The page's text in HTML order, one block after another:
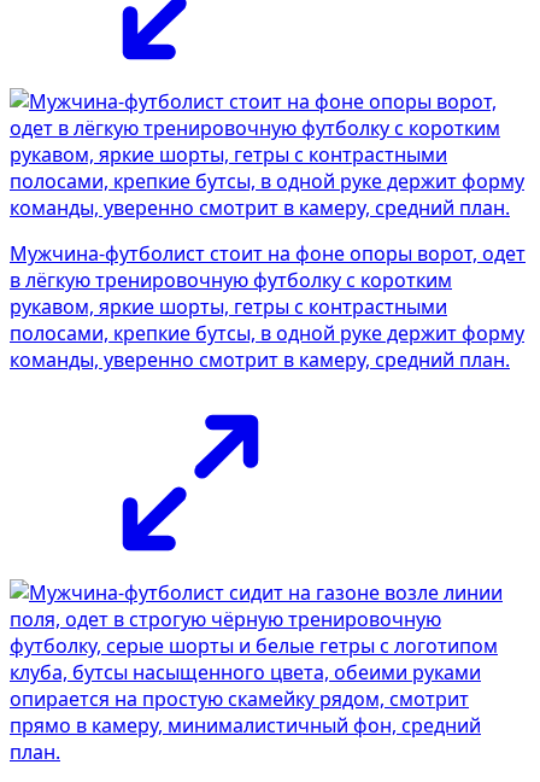
Мужчина-футболист стоит на фоне опоры ворот, одет
в лёгкую тренировочную футболку с коротким
рукавом, яркие шорты, гетры с контрастными
полосами, крепкие бутсы, в одной руке держит форму
команды, уверенно смотрит в камеру, средний план.